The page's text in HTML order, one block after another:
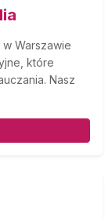
Warszawie
które
Nasz